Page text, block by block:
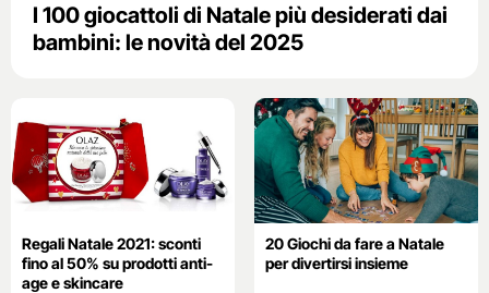
I 100 giocattoli di Natale più desiderati dai
bambini: le novità del 2025
Regali Natale 2021: sconti
fino al 50% su prodotti anti-
age e skincare
20 Giochi da fare a Natale
per divertirsi insieme